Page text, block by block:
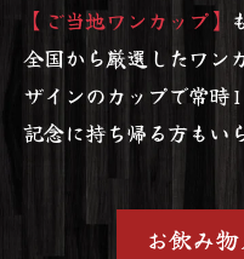
【ご当地ワンカップ】
全国から厳選したワン
ザインのカップで常時
記念に持ち帰る方もい
お飲み